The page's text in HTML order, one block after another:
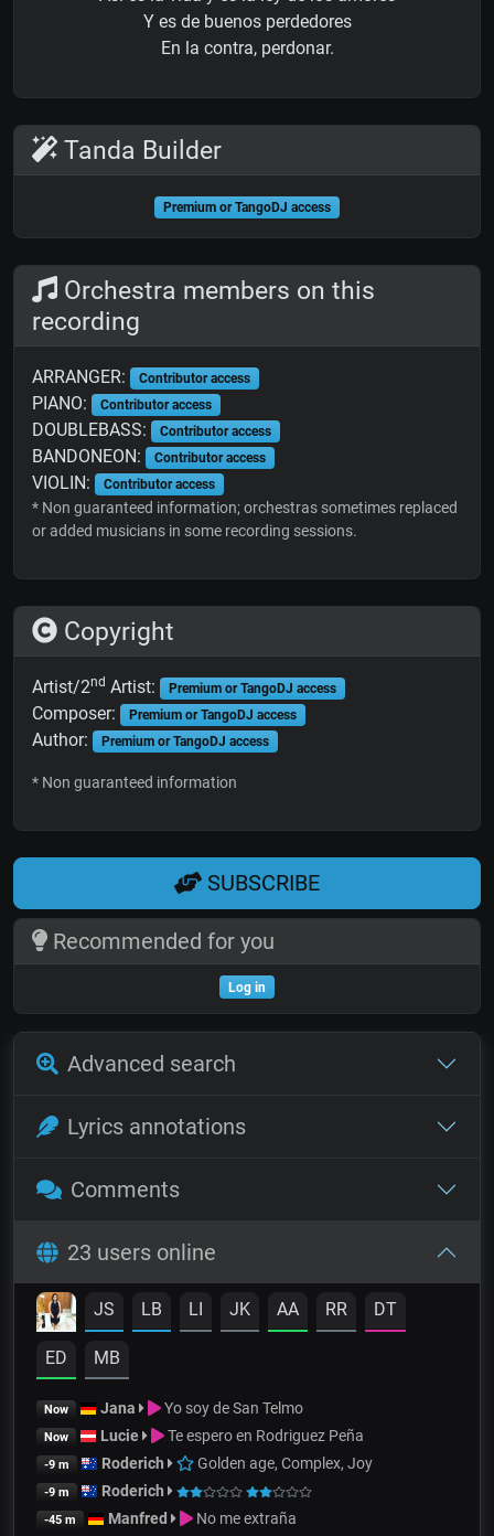
Y es de buenos perdedores
En la contra, perdonar.
Tanda Builder
Premium or TangoDJ access
Orchestra members on this
recording
ARRANGER: Contributor access
PIANO: Contributor access
DOUBLEBASS: Contributor access
BANDONEON: Contributor access
VIOLIN: Contributor access
* Non guaranteed information; orchestras sometimes replaced
or added musicians in some recording sessions.
Copyright
Artist/2nd Artist: Premium or TangoDJ access
Composer: Premium or TangoDJ access
Author: Premium or TangoDJ access
* Non guaranteed information
SUBSCRIBE
Recommended for you
Log in
Advanced search
Lyrics annotations
Comments
23 users online
JS LB LI JK AA RR DT
ED MB
Now Jana Yo soy de San Telmo
Now Lucie Te espero en Rodriguez Peña
-9 m Roderich Golden age, Complex, Joy
-9 m Roderich
-45 m Manfred No me extraña